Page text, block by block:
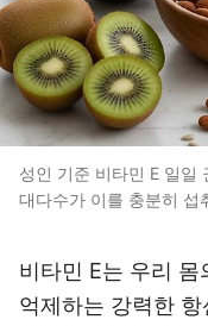
성인 기준 비타민 E 일일
대다수가 이를 충분히 섭
비타민 E는 우리
억제하는 강력한